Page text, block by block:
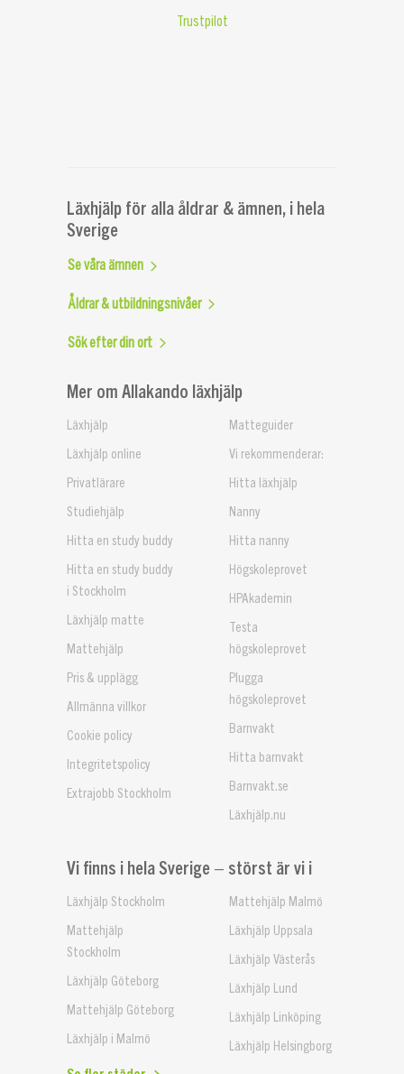
Trustpilot
Mer om Allakando läxhjälp
Läxhjälp
Läxhjälp online
Privatlärare
Studiehjälp
Hitta en study buddy
Hitta en study buddy
i Stockholm
Läxhjälp matte
Mattehjälp
Pris & upplägg
Allmänna villkor
Cookie policy
Integritetspolicy
Extrajobb Stockholm
Matteguider
Vi rekommenderar:
Hitta läxhjälp
Nanny
Hitta nanny
Högskoleprovet
HPAkademin
Testa
högskoleprovet
Plugga
högskoleprovet
Barnvakt
Hitta barnvakt
Barnvakt.se
Läxhjälp.nu
Vi finns i hela Sverige – störst är vi i
Läxhjälp Stockholm
Mattehjälp
Stockholm
Läxhjälp Göteborg
Mattehjälp Göteborg
Läxhjälp i Malmö
Mattehjälp Malmö
Läxhjälp Uppsala
Läxhjälp Västerås
Läxhjälp Lund
Läxhjälp Linköping
Läxhjälp Helsingborg
Läxhjälp för alla åldrar & ämnen, i hela
Sverige
Se våra ämnen
Åldrar & utbildningsnivåer
Sök efter din ort